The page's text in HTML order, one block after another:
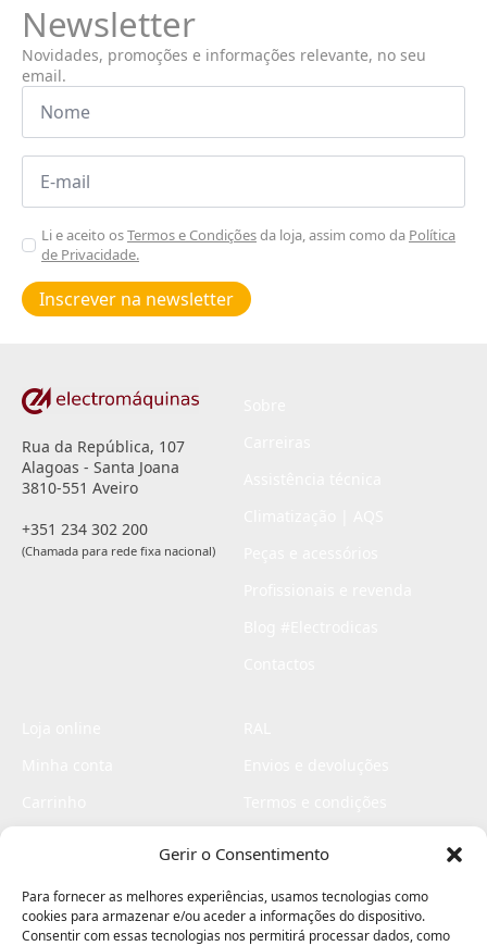
Gerir o Consentimento
Para fornecer as melhores experiências, usamos tecnologias como
cookies para armazenar e/ou aceder a informações do dispositivo.
Consentir com essas tecnologias nos permitirá processar dados, como
Newsletter
Novidades, promoções e informações relevante, no seu
email.
Nome
Email
Aceitar
Poiticas
de
privacidade
Li e aceito osTermos e Condiçõesda loja, assim como da Política
de Privacidade.
Inscrever na newsletter
Rua da República, 107
Alagoas - Santa Joana
3810-551 Aveiro
+351 234 302 200
(Chamada para rede fixa nacional)
Livro de elogios